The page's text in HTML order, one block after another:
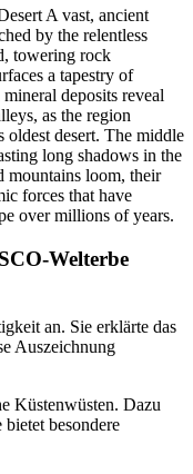
Welterbe
an. Sie erklärte das
Auszeichnung
Küstenwüsten. Dazu
besondere